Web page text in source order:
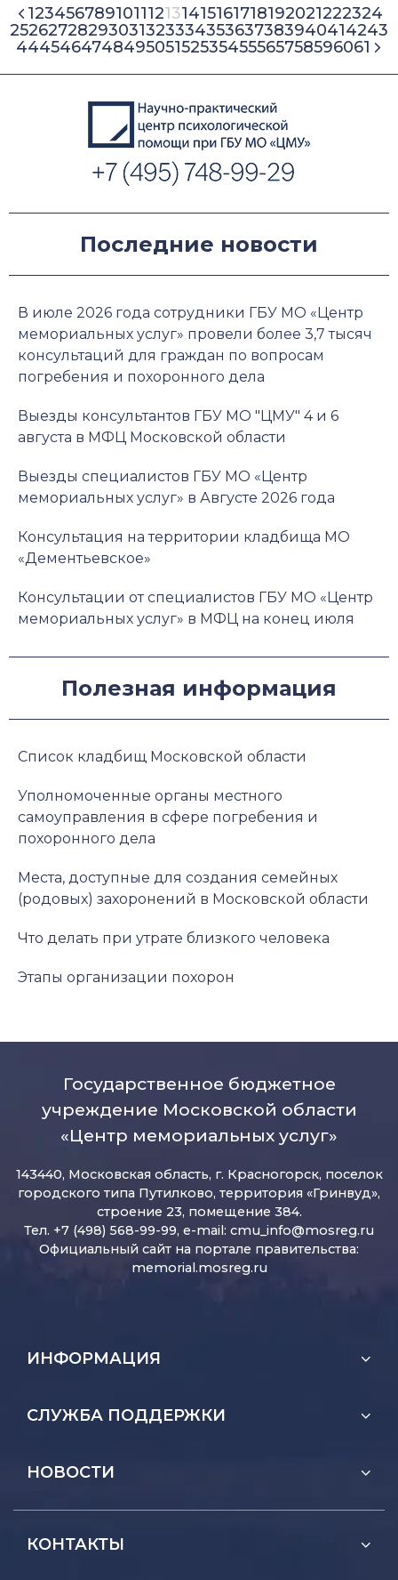
123456789101112131415161718192021222324
25262728293031323334353637383940414243
444546474849505152535455565758596061
Последние новости
В июле 2026 года сотрудники ГБУ МО «Центр
мемориальных услуг» провели более 3,7 тысяч
консультаций для граждан по вопросам
погребения и похоронного дела
Выезды консультантов ГБУ МО "ЦМУ" 4 и 6
августа в МФЦ Московской области
Выезды специалистов ГБУ МО «Центр
мемориальных услуг» в Августе 2026 года
Консультация на территории кладбища МО
«Дементьевское»
Консультации от специалистов ГБУ МО «Центр
мемориальных услуг» в МФЦ на конец июля
Полезная информация
Список кладбищ Московской области
Уполномоченные органы местного
самоуправления в сфере погребения и
похоронного дела
Места, доступные для создания семейных
(родовых) захоронений в Московской области
Что делать при утрате близкого человека
Этапы организации похорон
Государственное бюджетное
учреждение Московской области
«Центр мемориальных услуг»
143440, Московская область, г. Красногорск, поселок
городского типа Путилково, территория «Гринвуд»,
строение 23, помещение 384.
Тел. +7 (498) 568-99-99, e-mail: cmu_info@mosreg.ru
Официальный сайт на портале правительства:
memorial.mosreg.ru
ИНФОРМАЦИЯ
СЛУЖБА ПОДДЕРЖКИ
НОВОСТИ
КОНТАКТЫ